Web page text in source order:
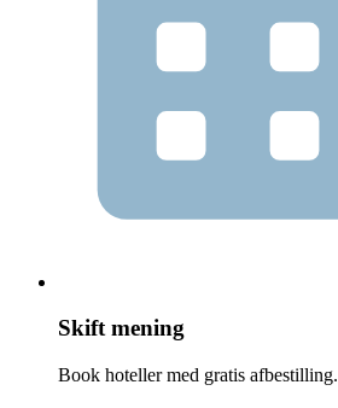
Skift mening
Book hoteller med gratis afbestilling.